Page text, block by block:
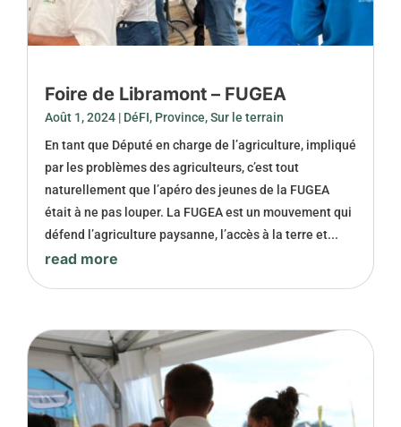
Foire de Libramont – FUGEA
Août 1, 2024 | DéFI, Province,Sur le terrain
En tant que Député en charge de l’agriculture, impliqué
par les problèmes des agriculteurs, c’est tout
naturellement que l’apéro des jeunes de la FUGEA
était à ne pas louper. La FUGEA est un mouvement qui
défend l’agriculture paysanne, l’accès à la terre et...
read more